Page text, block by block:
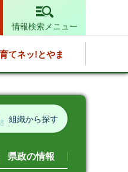
情報検索メニュー
てネッ!とやま
組織から探す
県政の情報